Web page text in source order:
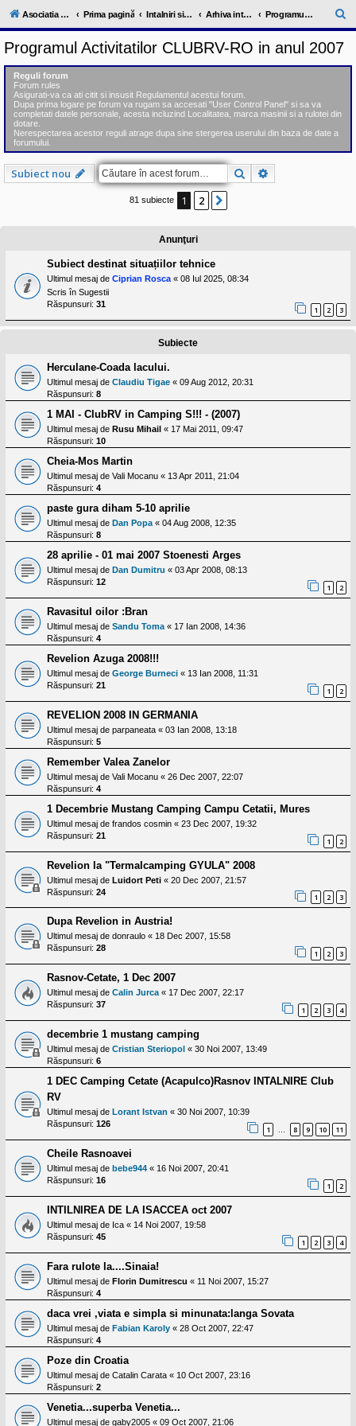
l
u
V
c
o
m
u
n
i
t
a
e
a
e
o
e
o
t
e
s
i
a
u
t
o
r
u
l
o
t
e
n
R
o
n
i
a
Asociatia ClubRV-RO Prima pagină Intalniri si excursii in cadrul comunitatii Arhiva intalnirilor trecute 2006-2012 Programul Activitatilor CLUBRV-RO in anul 2007
ă
Programul Activitatilor CLUBRV-RO in anul 2007
Reguli forum
Forum rules
Asigurati-va ca ati citit si insusit Regulamentul acestui forum.
Dupa prima logare pe forum va rugam sa accesati "User Control Panel" si sa va
completati datele personale, acesta incluzind Localitatea, marca masinii si a rulotei din
dotare.
Nerespectarea acestor reguli atrage dupa sine stergerea userului din baza de date a
forumului.
Subiect nou Căutare
81 subiecte 1 2
Anunţuri
Subiect destinat situațiilor tehnice
Ultimul mesaj de Ciprian Rosca « 08 Iul 2025, 08:34
Scris în Sugestii
Răspunsuri: 31
1 2 3
Subiecte
Herculane-Coada lacului.
Ultimul mesaj de Claudiu Tigae « 09 Aug 2012, 20:31
Răspunsuri: 8
1 MAI - ClubRV in Camping S!!! - (2007)
Ultimul mesaj de Rusu Mihail « 17 Mai 2011, 09:47
Răspunsuri: 10
Cheia-Mos Martin
Ultimul mesaj de Vali Mocanu « 13 Apr 2011, 21:04
Răspunsuri: 4
paste gura diham 5-10 aprilie
Ultimul mesaj de Dan Popa « 04 Aug 2008, 12:35
Răspunsuri: 8
28 aprilie - 01 mai 2007 Stoenesti Arges
Ultimul mesaj de Dan Dumitru « 03 Apr 2008, 08:13
Răspunsuri: 12
1 2
Ravasitul oilor :Bran
Ultimul mesaj de Sandu Toma « 17 Ian 2008, 14:36
Răspunsuri: 4
Revelion Azuga 2008!!!
Ultimul mesaj de George Burneci « 13 Ian 2008, 11:31
Răspunsuri: 21
1 2
REVELION 2008 IN GERMANIA
Ultimul mesaj de parpaneata « 03 Ian 2008, 13:18
Răspunsuri: 5
Remember Valea Zanelor
Ultimul mesaj de Vali Mocanu « 26 Dec 2007, 22:07
Răspunsuri: 4
1 Decembrie Mustang Camping Campu Cetatii, Mures
Ultimul mesaj de frandos cosmin « 23 Dec 2007, 19:32
Răspunsuri: 21
1 2
Revelion la "Termalcamping GYULA" 2008
Ultimul mesaj de Luidort Peti « 20 Dec 2007, 21:57
Răspunsuri: 24
1 2 3
Dupa Revelion in Austria!
Ultimul mesaj de donraulo « 18 Dec 2007, 15:58
Răspunsuri: 28
1 2 3
Rasnov-Cetate, 1 Dec 2007
Ultimul mesaj de Calin Jurca « 17 Dec 2007, 22:17
Răspunsuri: 37
1 2 3 4
decembrie 1 mustang camping
Ultimul mesaj de Cristian Steriopol « 30 Noi 2007, 13:49
Răspunsuri: 6
1 DEC Camping Cetate (Acapulco)Rasnov INTALNIRE Club
RV
Ultimul mesaj de Lorant Istvan « 30 Noi 2007, 10:39
Răspunsuri: 126
1 … 8 9 10 11
Cheile Rasnoavei
Ultimul mesaj de bebe944 « 16 Noi 2007, 20:41
Răspunsuri: 16
1 2
INTILNIREA DE LA ISACCEA oct 2007
Ultimul mesaj de Ica « 14 Noi 2007, 19:58
Răspunsuri: 45
1 2 3 4
Fara rulote la....Sinaia!
Ultimul mesaj de Florin Dumitrescu « 11 Noi 2007, 15:27
Răspunsuri: 4
daca vrei ,viata e simpla si minunata:langa Sovata
Ultimul mesaj de Fabian Karoly « 28 Oct 2007, 22:47
Răspunsuri: 4
Poze din Croatia
Ultimul mesaj de Catalin Carata « 10 Oct 2007, 23:16
Răspunsuri: 2
Venetia...superba Venetia...
Ultimul mesaj de gaby2005 « 09 Oct 2007, 21:06